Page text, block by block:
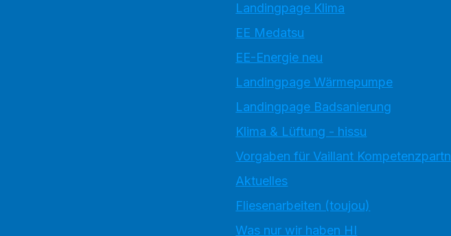
Landingpage Klima
EE Medatsu
EE-Energie neu
Landingpage Wärmepumpe
Landingpage Badsanierung
Klima & Lüftung - hissu
Vorgaben für Vaillant
Aktuelles
Fliesenarbeiten (toujou)
Was nur wir haben HI